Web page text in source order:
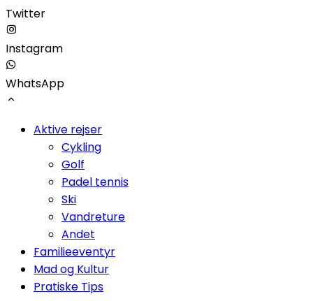
Twitter
Instagram
WhatsApp
Aktive rejser
Cykling
Golf
Padel tennis
Ski
Vandreture
Andet
Familieeventyr
Mad og Kultur
Pratiske Tips